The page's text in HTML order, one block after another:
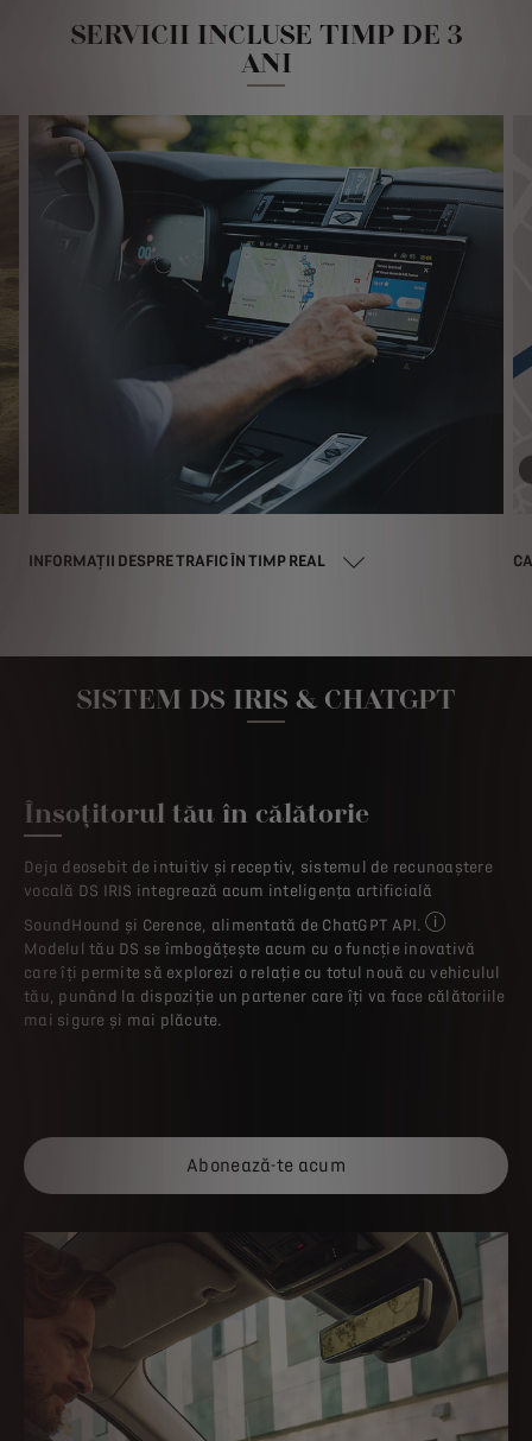
SERVICII INCLUSE TIMP DE 3
ANI
INFORMAȚII DESPRE TRAFIC ÎN TIMP REAL
SISTEM DS IRIS & CHATGPT
Însoțitorul tău în călătorie
Deja deosebit de intuitiv și receptiv, sistemul de recunoaștere
vocală DS IRIS integrează acum inteligența artificială
SoundHound și Cerence, alimentată de ChatGPT API.
Noua
Modelul tău DS se îmbogățește acum cu o funcție inovativă
care îți permite să explorezi o relație cu totul nouă cu vehiculul
tău, punând la dispoziție un partener care îți va face călătoriile
mai sigure și mai plăcute.
Abonează-te acum